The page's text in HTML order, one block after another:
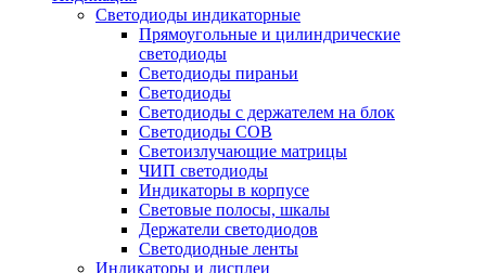
Светодиоды индикаторные
Прямоугольные и цилиндрические
светодиоды
Светодиоды пираньи
Светодиоды
Светодиоды с держателем на блок
Светодиоды COB
Светоизлучающие матрицы
ЧИП светодиоды
Индикаторы в корпусе
Световые полосы, шкалы
Держатели светодиодов
Светодиодные ленты
Индикаторы и дисплеи